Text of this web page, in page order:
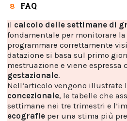
8 FAQ
Il calcolo delle settimane di
fondamentale per monitorare
programmare correttamente
datazione si basa sul primo
mestruazione e viene espressa
gestazionale.
Nell’articolo vengono illustrate
concezionale, le tabelle che
settimane nei tre trimestri e
ecografie per una stima più